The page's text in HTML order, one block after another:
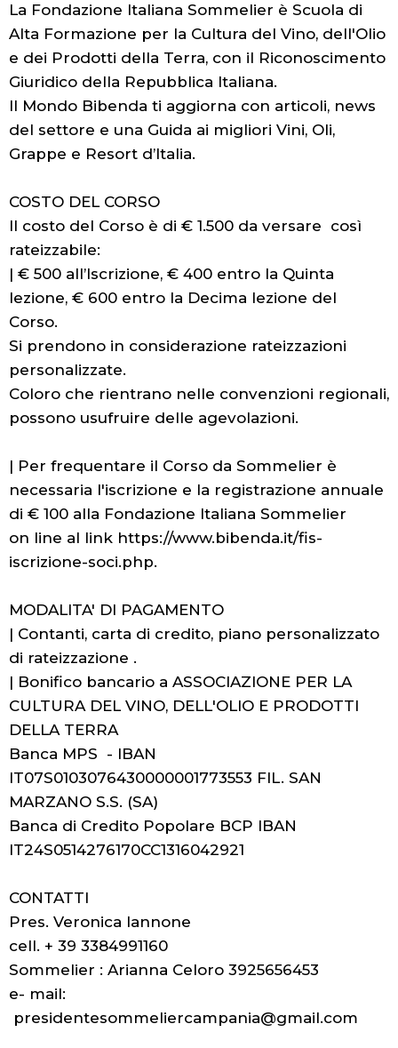
La Fondazione Italiana Sommelier è Scuola di
Alta Formazione per la Cultura del Vino, dell'Olio
e dei Prodotti della Terra, con il Riconoscimento
Giuridico della Repubblica Italiana.
Il Mondo Bibenda ti aggiorna con articoli, news
del settore e una Guida ai migliori Vini, Oli,
Grappe e Resort d’Italia.
COSTO DEL CORSO
Il costo del Corso è di € 1.500 da versare così
rateizzabile:
| € 500 all’Iscrizione, € 400 entro la Quinta
lezione, € 600 entro la Decima lezione del
Corso.
Si prendono in considerazione rateizzazioni
personalizzate.
Coloro che rientrano nelle convenzioni regionali,
possono usufruire delle agevolazioni.
| Per frequentare il Corso da Sommelier è
necessaria l'iscrizione e la registrazione annuale
di € 100 alla Fondazione Italiana Sommelier
on line al link https://www.bibenda.it/fis-
iscrizione-soci.php.
MODALITA' DI PAGAMENTO
| Contanti, carta di credito, piano personalizzato
di rateizzazione .
| Bonifico bancario a ASSOCIAZIONE PER LA
CULTURA DEL VINO, DELL'OLIO E PRODOTTI
DELLA TERRA
Banca MPS - IBAN
IT07S0103076430000001773553 FIL. SAN
MARZANO S.S. (SA)
Banca di Credito Popolare BCP IBAN
IT24S0514276170CC1316042921
CONTATTI
Pres. Veronica Iannone
cell. + 39 3384991160
Sommelier : Arianna Celoro 3925656453
e- mail:
presidentesommeliercampania@gmail.com